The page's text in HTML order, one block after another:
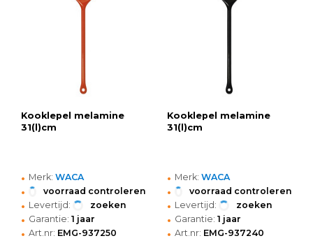
Kooklepel melamine
31(l)cm
• Merk: WACA
• voorraad controleren
• Levertijd: zoeken
• Garantie: 1 jaar
• Art.nr: EMG-937250
Kooklepel melamine
31(l)cm
• Merk: WACA
• voorraad controleren
• Levertijd: zoeken
• Garantie: 1 jaar
• Art.nr: EMG-937240